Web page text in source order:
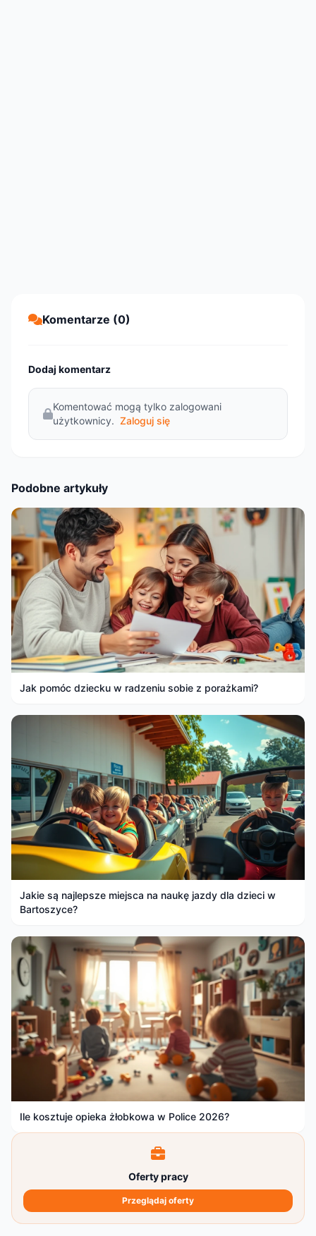
Komentarze (0)
Dodaj komentarz
Komentować mogą tylko zalogowani
użytkownicy. Zaloguj się
Podobne artykuły
Jak pomóc dziecku w radzeniu sobie z porażkami?
Jakie są najlepsze miejsca na naukę jazdy dla dzieci w
Bartoszyce?
Ile kosztuje opieka żłobkowa w Police 2026?
Oferty pracy
Przeglądaj oferty